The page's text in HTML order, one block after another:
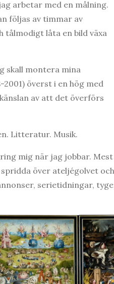
arbetar med en målning.
följas av timmar av
tålmodigt låta en bild växa
skall montera mina
2001) överst i en hög med
av att det överförs
Litteratur. Musik.
mig när jag jobbar. Mest
över ateljégolvet och
serietidningar,